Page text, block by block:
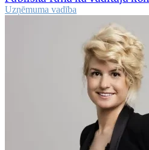
Uzņēmuma vadība